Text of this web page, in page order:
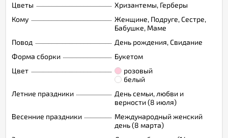
Цветы
Хризантемы, Герберы
Кому
Женщине, Подруге, Сестре,
Бабушке, Маме
Повод
День рождения, Свидание
Форма сборки
Букетом
Цвет
розовый
белый
Летние праздники
День семьи, любви и
верности (8 июля)
Весенние праздники
Международный женский
день (8 марта)